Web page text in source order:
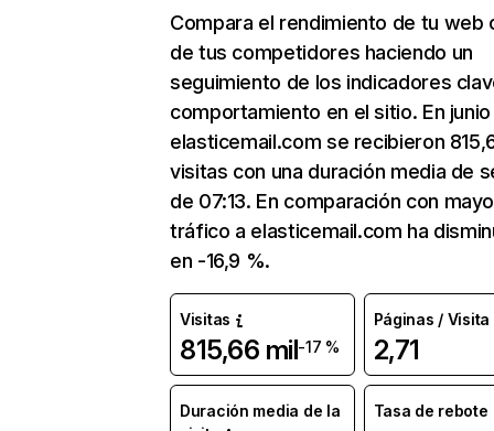
Compara el rendimiento de tu web
de tus competidores haciendo un
seguimiento de los indicadores
comportamiento en el sitio. En junio
elasticemail.com se recibieron
visitas con una duración media de
de 07:13. En comparación con
tráfico a elasticemail.com ha
en -16,9 %.
Visitas
815,66 mil-17 %
Páginas / Visita
2,71
Duración media de la
Tasa de rebote